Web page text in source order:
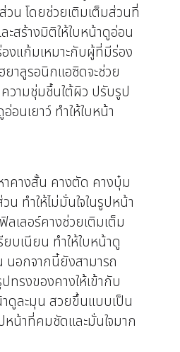
น โดยช่วยเติมเต็มส่วนที่
สร้างมิติให้ใบหน้าดูอ่อน
องแก้มเหมาะกับผู้ที่มีร่อง
ยาลูรอนิกแอซิดจะช่วย
วามชุ่มชื้นใต้ผิว ปรับรูป
อนเยาว์ ทำให้ใบหน้า
คางสั้น คางตัด คางบุ๋ม
น ทำให้ไม่มั่นใจในรูปหน้า
เลอร์คางช่วยเติมเต็ม
ยบเนียน ทำให้ใบหน้าดู
อกจากนี้ยังสามารถ
ทรงของคางให้เข้ากับ
าดูละมุน สวยขึ้นแบบเป็น
หน้าที่คมชัดและมั่นใจมาก